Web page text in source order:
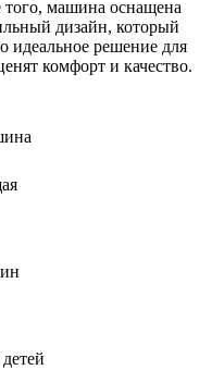
того, машина оснащена
дизайн, который
идеальное решение для
комфорт и качество.